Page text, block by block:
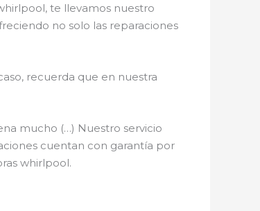
te llevamos nuestro
no solo las reparaciones
recuerda que en nuestra
mucho (…) Nuestro servicio
cuentan con garantía por
whirlpool.